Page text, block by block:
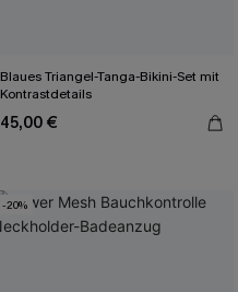
Blaues Triangel-Tanga-Bikini-Set mit
Kontrastdetails
45,00 €
-20%